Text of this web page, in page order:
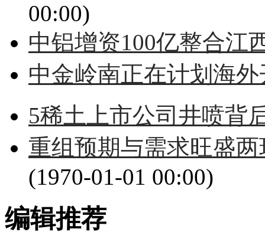
00:00)
中铝增资100亿整合江
中金岭南正在计划海
5稀土上市公司井喷背
重组预期与需求旺盛
(1970-01-01 00:00)
编辑推荐